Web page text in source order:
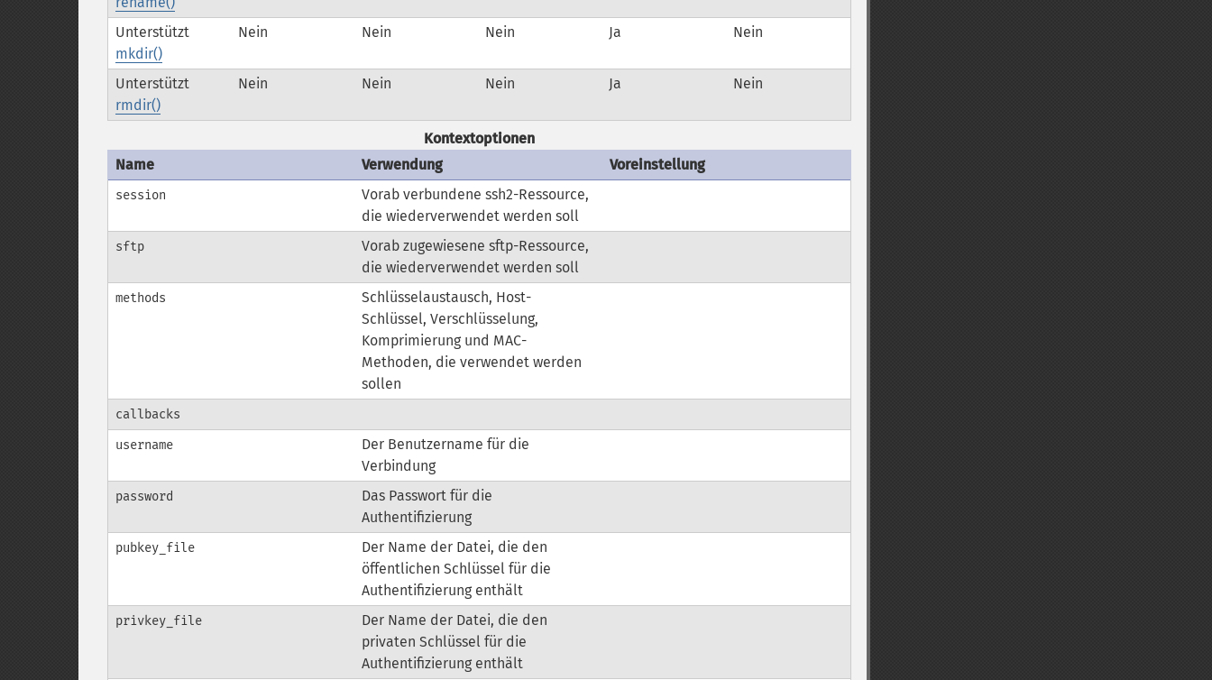
Unterstützt
mkdir()
Nein Nein Nein Ja Nein
Unterstützt
rmdir()
Nein Nein Nein Ja Nein
Kontextoptionen
Name
Verwendung Voreinstellung
session
Vorab verbundene ssh2-Ressource,
die wiederverwendet werden soll
sftp
Vorab zugewiesene sftp-Ressource,
die wiederverwendet werden soll
methods
Schlüsselaustausch, Host-
Schlüssel, Verschlüsselung,
Komprimierung und MAC-
Methoden, die verwendet werden
sollen
callbacks
username
Der Benutzername für die
Verbindung
password
Das Passwort für die
Authentifizierung
pubkey_file
Der Name der Datei, die den
öffentlichen Schlüssel für die
Authentifizierung enthält
privkey_file
Der Name der Datei, die den
privaten Schlüssel für die
Authentifizierung enthält